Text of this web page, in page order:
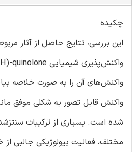
چکیده
این بررسی، نتایج حاصل از آثار
واکنش‌های آن را به صورت خلاصه
واکنش قابل تصور به شکلی موفق
شده است. بسیاری از ترکیبات
مختلف، فعالیت بیولوژیکی جالبی